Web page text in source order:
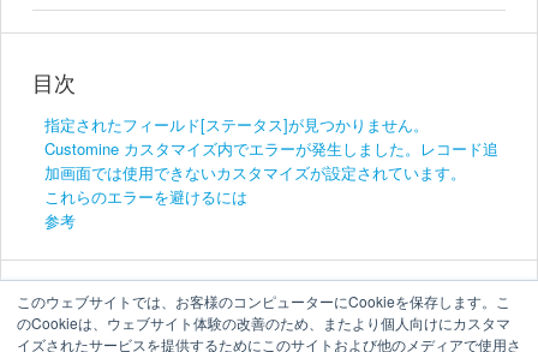
このウェブサイトでは、お客様のコンピューターにCookieを保存します。こ
のCookieは、ウェブサイト体験の改善のため、またより個人向けにカスタマ
イズされたサービスを提供するためにこのサイトおよび他のメディアで使用さ
目次
指定されたフィールド[ステータス]が見つかりません。
Customine カスタマイズ内でエラーが発生しました。レコード追
加画面では使用できないカスタマイズが設定されています。
これらのエラーを避けるには
参考